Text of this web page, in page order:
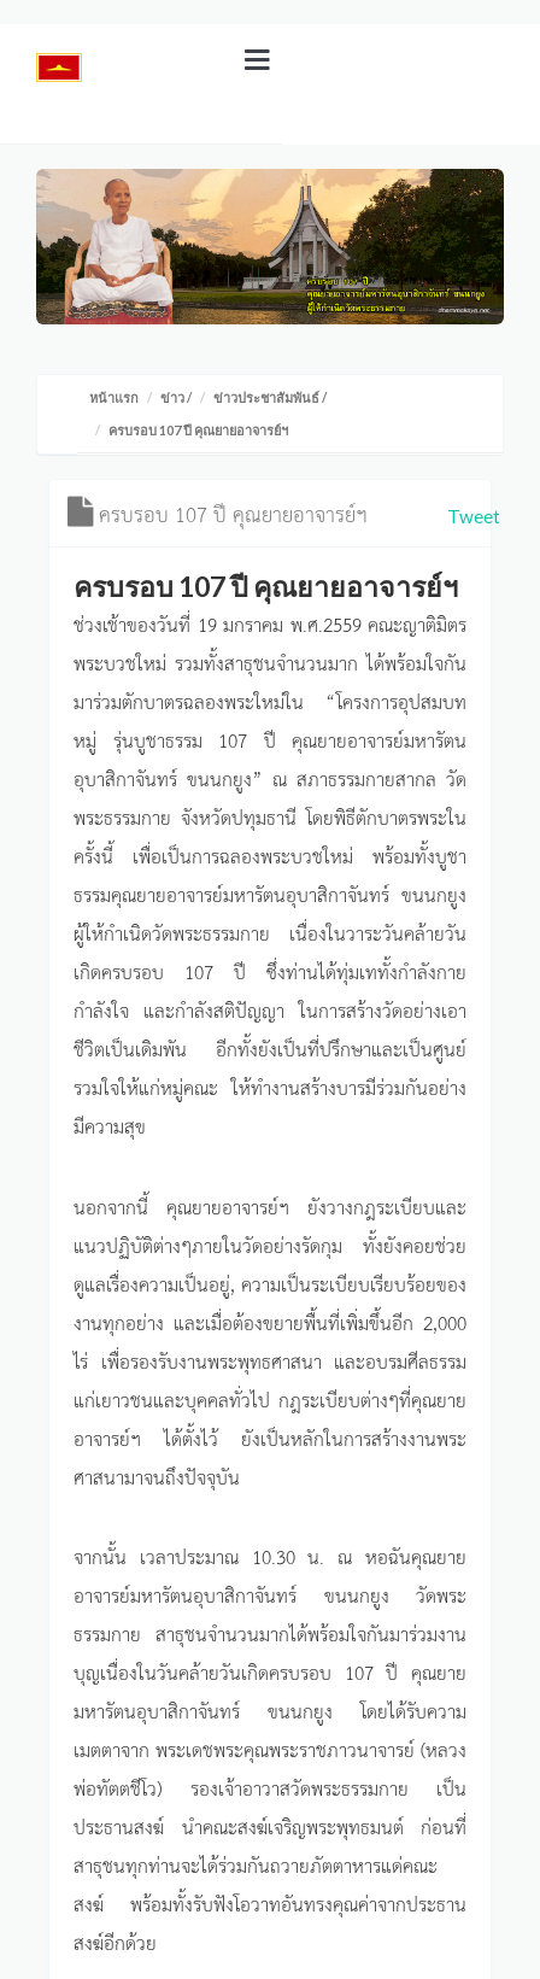
หน้าแรก ข่าว/ ข่าวประชาสัมพันธ์/
ครบรอบ 107 ปี คุณยายอาจารย์ฯ
ครบรอบ 107 ปี คุณยายอาจารย์ฯ Tweet
ครบรอบ 107 ปี คุณยายอาจารย์ฯ
ช่วงเช้าของวันที่ 19 มกราคม พ.ศ.2559 คณะญาติมิตร
พระบวชใหม่ รวมทั้งสาธุชนจำนวนมาก ได้พร้อมใจกัน
มาร่วมตักบาตรฉลองพระใหม่ใน “โครงการอุปสมบท
หมู่ รุ่นบูชาธรรม 107 ปี คุณยายอาจารย์มหารัตน
อุบาสิกาจันทร์ ขนนกยูง” ณ สภาธรรมกายสากล วัด
พระธรรมกาย จังหวัดปทุมธานี โดยพิธีตักบาตรพระใน
ครั้งนี้ เพื่อเป็นการฉลองพระบวชใหม่ พร้อมทั้งบูชา
ธรรมคุณยายอาจารย์มหารัตนอุบาสิกาจันทร์ ขนนกยูง
ผู้ให้กำเนิดวัดพระธรรมกาย เนื่องในวาระวันคล้ายวัน
เกิดครบรอบ 107 ปี ซึ่งท่านได้ทุ่มเททั้งกำลังกาย
กำลังใจ และกำลังสติปัญญา ในการสร้างวัดอย่างเอา
ชีวิตเป็นเดิมพัน อีกทั้งยังเป็นที่ปรึกษาและเป็นศูนย์
รวมใจให้แก่หมู่คณะ ให้ทำงานสร้างบารมีร่วมกันอย่าง
มีความสุข
นอกจากนี้ คุณยายอาจารย์ฯ ยังวางกฎระเบียบและ
แนวปฏิบัติต่างๆภายในวัดอย่างรัดกุม ทั้งยังคอยช่วย
ดูแลเรื่องความเป็นอยู่, ความเป็นระเบียบเรียบร้อยของ
งานทุกอย่าง และเมื่อต้องขยายพื้นที่เพิ่มขึ้นอีก 2,000
ไร่ เพื่อรองรับงานพระพุทธศาสนา และอบรมศีลธรรม
แก่เยาวชนและบุคคลทั่วไป กฎระเบียบต่างๆที่คุณยาย
อาจารย์ฯ ได้ตั้งไว้ ยังเป็นหลักในการสร้างงานพระ
ศาสนามาจนถึงปัจจุบัน
จากนั้น เวลาประมาณ 10.30 น. ณ หอฉันคุณยาย
อาจารย์มหารัตนอุบาสิกาจันทร์ ขนนกยูง วัดพระ
ธรรมกาย สาธุชนจำนวนมากได้พร้อมใจกันมาร่วมงาน
บุญเนื่องในวันคล้ายวันเกิดครบรอบ 107 ปี คุณยาย
มหารัตนอุบาสิกาจันทร์ ขนนกยูง โดยได้รับความ
เมตตาจาก พระเดชพระคุณพระราชภาวนาจารย์ (หลวง
พ่อทัตตชีโว) รองเจ้าอาวาสวัดพระธรรมกาย เป็น
ประธานสงฆ์ นำคณะสงฆ์เจริญพระพุทธมนต์ ก่อนที่
สาธุชนทุกท่านจะได้ร่วมกันถวายภัตตาหารแด่คณะ
สงฆ์ พร้อมทั้งรับฟังโอวาทอันทรงคุณค่าจากประธาน
สงฆ์อีกด้วย